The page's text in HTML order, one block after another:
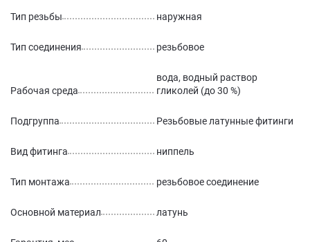
Тип резьбы наружная
Тип соединения резьбовое
Рабочая среда
вода, водный раствор
гликолей (до 30 %)
Подгруппа Резьбовые латунные фитинги
Вид фитинга ниппель
Тип монтажа резьбовое соединение
Основной материал латунь